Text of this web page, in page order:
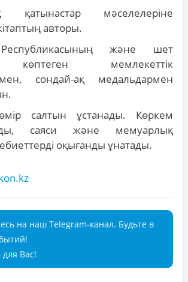
қатынастар мәселелеріне
авторы.
Республикасының және шет
көптеген мемлекеттік
сондай-ақ медальдармен
салтын ұстанады. Көркем
саяси және мемуарлық
оқығанды ұнатады.
на наш Telegram-канал. Будьте в
Вас!